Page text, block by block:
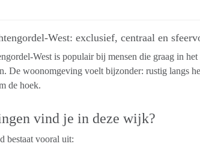
West: exclusief, centraal en
West is populair bij mensen die graag in het
De woonomgeving voelt bijzonder: rustig langs
de hoek.
vind je in deze wijk?
bestaat vooral uit: